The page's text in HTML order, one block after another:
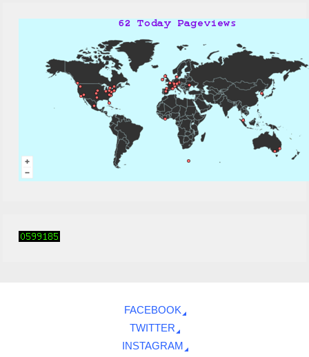
FACEBOOK
TWITTER
INSTAGRAM